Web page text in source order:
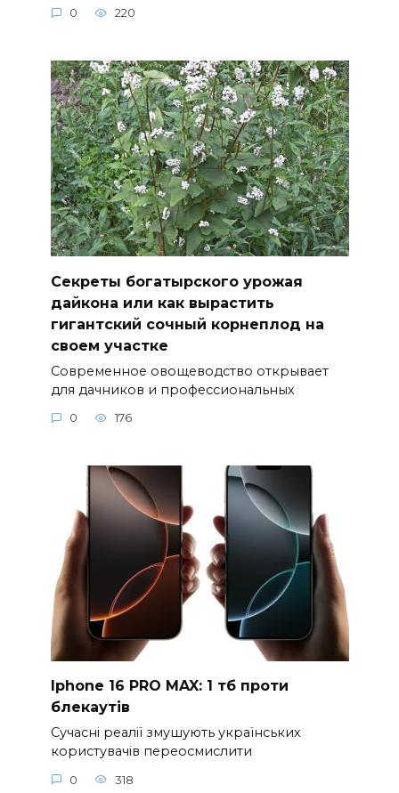
0 220
Секреты богатырского урожая
дайкона или как вырастить
гигантский сочный корнеплод на
своем участке
Современное овощеводство открывает
для дачников и профессиональных
0 176
Iphone 16 PRO MAX: 1 тб проти
блекаутів
Сучасні реалії змушують українських
користувачів переосмислити
0 318